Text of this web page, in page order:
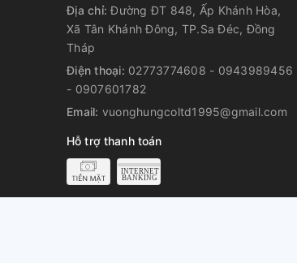
Địa chỉ:Đường ĐT 848, Ấp Khánh Hòa,
Xã Tân Khánh Đông, TP.Sa Đéc, Đồng
Tháp
Điện thoại: 02773774608 - 0943989456
- 0907601782
Email: vuonghungcoltd1995@gmail.com
Hỗ trợ thanh toán